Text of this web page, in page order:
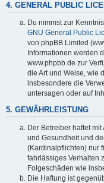
4. GENERAL PUBLIC
Du nimmst zur
GNU General Public
von phpBB Limited
Informationen werden
www.phpbb.de zur
die Art und Weise, wie
insbesondere die
untersagen oder auf
5. GEWÄHRLEISTUNG
Der Betreiber haftet
und Gesundheit und
(Kardinalpflichten) nur
fahrlässiges Verhalten
Folgeschäden wie
Die Haftung ist